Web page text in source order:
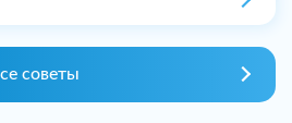
советы